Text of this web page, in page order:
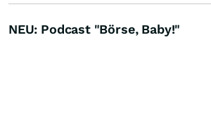
NEU: Podcast "Börse, Baby!"